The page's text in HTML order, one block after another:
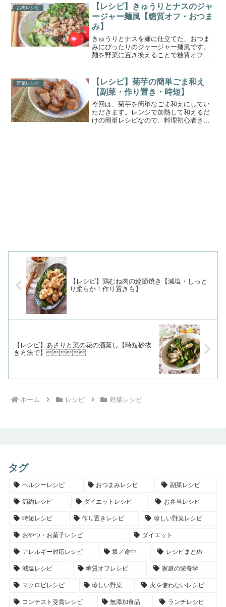
き。
お肉レシピ
【レシピ】きゅうりとナスのジャ
ージャー麺風【糖質オフ・おつま
み】
きゅうりとナスを麺に仕立てた、おつま
みにぴったりのジャージャー麺風です。
麺を野菜に置き換えることで糖質オフ。
ウン。ダイエット中でも安心。レシピコ
ンテストでグランプリ受賞。
野菜レシピ
【レシピ】菊芋の簡単ごま和え
【副菜・作り置き・時短】
今回は、菊芋を簡単なごま和えにしてい
ただきます。レンジで加熱して和えるだ
けの簡単レシピなので、料理初心者さん
【レシピ】鶏むね肉の鰹節焼き【減塩・しっと
り柔らか！作り置きも】
【レシピ】あさりと菜の花の酒蒸し【時短砂抜
き方法で】
ホーム レシピ 野菜レシピ
タグ
ヘルシーレシピ おつまみレシピ 副菜レシピ
節約レシピ ダイエットレシピ お弁当レシピ
時短レシピ 作り置きレシピ 珍しい野菜レシピ
おやつ・お菓子レシピ ダイエット
アレルギー対応レシピ 坂ノ途中 レシピまとめ
減塩レシピ 糖質オフレシピ 家庭の栄養学
マクロビレシピ 珍しい野菜 火を使わないレシピ
コンテスト受賞レシピ 無添加食品 ランチレシピ